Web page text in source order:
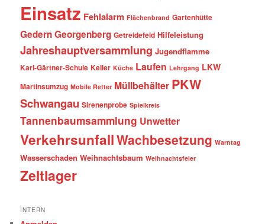
Einsatz Fehlalarm Flächenbrand Gartenhütte
GedernGeorgenberg Getreidefeld Hilfeleistung
Jahreshauptversammlung Jugendflamme
Karl-Gärtner-Schule Keller Küche Laufen Lehrgang LKW
Martinsumzug Mobile Retter Müllbehälter PKW
Schwangau Sirenenprobe Spielkreis
Tannenbaumsammlung Unwetter
VerkehrsunfallWachbesetzung Warntag
Wasserschaden Weihnachtsbaum Weihnachtsfeier
Zeltlager
INTERN